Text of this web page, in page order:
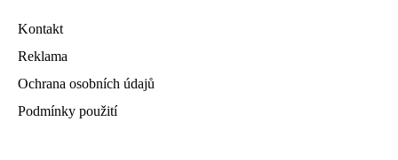
Kontakt
Reklama
Ochrana osobních údajů
Podmínky použití